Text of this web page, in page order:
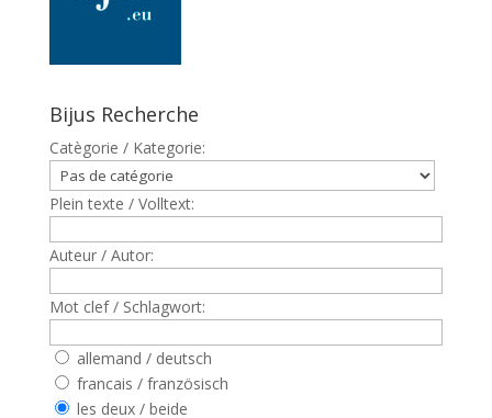
Bijus Recherche
Catègorie / Kategorie:
Plein texte / Volltext:
Auteur / Autor:
Mot clef / Schlagwort:
allemand / deutsch
francais / französisch
les deux / beide